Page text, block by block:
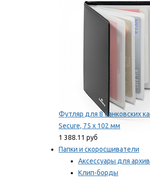
Мы рекомендуем
Футляр для 8 банковских
Secure, 75 х 102 мм
1 388.11 руб
Папки и скоросшиватели
Аксессуары для
Клип-борды